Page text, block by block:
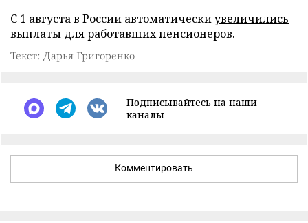
С 1 августа в России автоматическиувеличились
выплаты для работавших пенсионеров.
Текст: Дарья Григоренко
Подписывайтесь на наши
каналы
Комментировать